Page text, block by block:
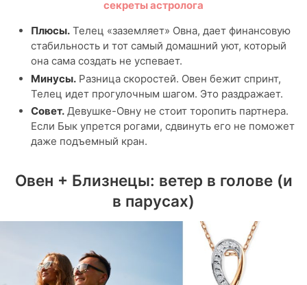
секреты астролога
Плюсы. Телец «заземляет» Овна, дает финансовую
стабильность и тот самый домашний уют, который
она сама создать не успевает.
Минусы. Разница скоростей. Овен бежит спринт,
Телец идет прогулочным шагом. Это раздражает.
Совет. Девушке-Овну не стоит торопить партнера.
Если Бык упрется рогами, сдвинуть его не поможет
даже подъемный кран.
Овен + Близнецы: ветер в голове (и
в парусах)